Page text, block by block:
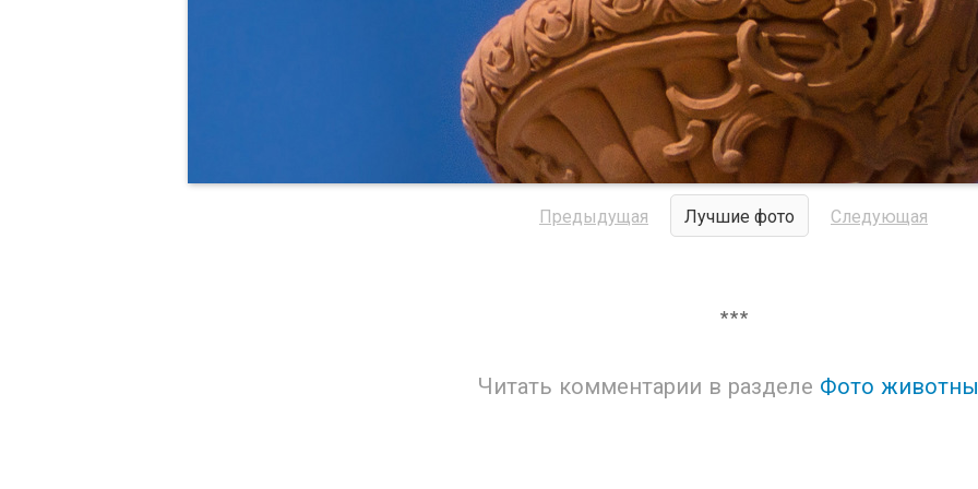
Предыдущая Лучшие фото Следующая
***
Читать комментарии в разделе Фото